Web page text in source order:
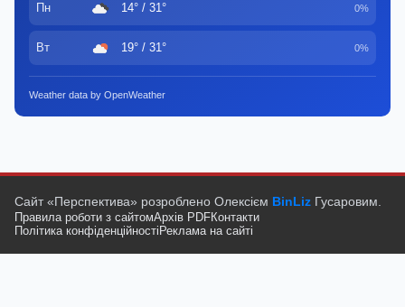
Пн 14° / 31° 0%
Вт 19° / 31° 0%
Weather data by OpenWeather
Сайт «Перспектива» розроблено Олексієм BinLiz Гусаровим.
Правила роботи з сайтомАрхів PDFКонтакти
Політика конфіденційності Реклама на сайті